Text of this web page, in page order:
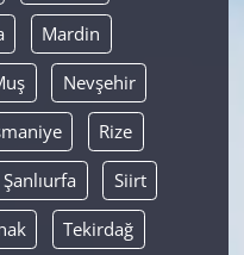
Mardin
Nevşehir
Rize
Şanlıurfa Siirt
Tekirdağ